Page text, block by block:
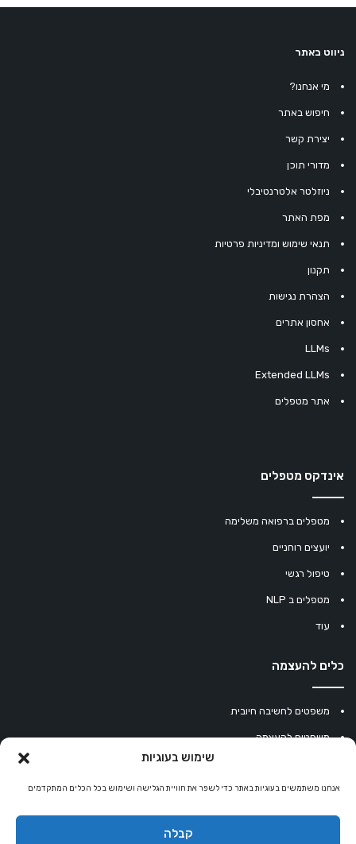
שימוש בעוגיות
אנחנו משתמשים בעוגיות באתר כדי לשפר את חוויית הגלישה ושימוש בכל הכלים המתקדמים
קבלה
ניווט באתר
מי אנחנו?
חיפוש באתר
יצירת קשר
מדורי תוכן
ניוזלטר אלטרנטיבלי
מפת האתר
תנאי שימוש ומדיניות פרטיות
תקנון
הצהרת נגישות
אחסון אתרים
LLMs
Extended LLMs
אתר מטפלים
אינדקס מטפלים
מטפלים ברפואה משלימה
יועצים רוחניים
טיפול רגשי
מטפלים ב NLP
עוד
כלים להעצמה
משפטים לחשיבה חיובית
משפטים להעצמה
מחשבון נומרולוגיה
קריסטלים למזלות